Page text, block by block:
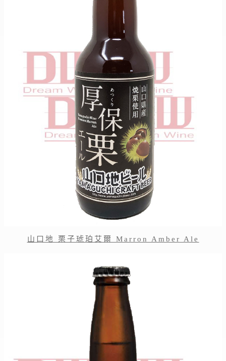
山口地 栗子琥珀艾爾 Marron Amber Ale